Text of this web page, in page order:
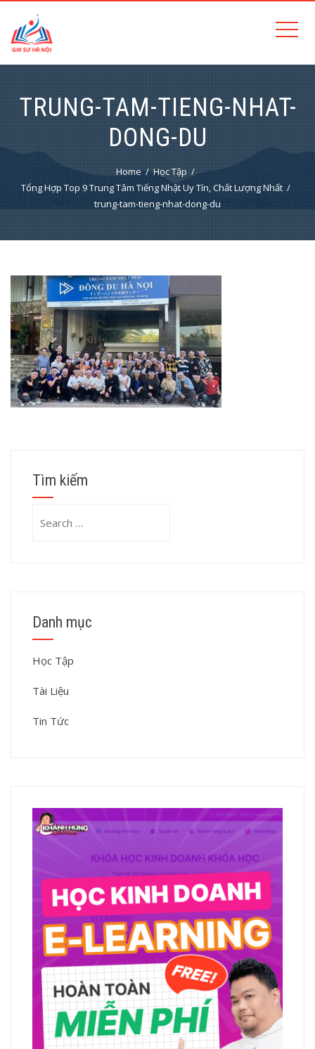
TRUNG-TAM-TIENG-NHAT-
DONG-DU
Home
Học Tập
Tổng Hợp Top 9 Trung Tâm Tiếng Nhật Uy Tín, Chất Lượng Nhất
trung-tam-tieng-nhat-dong-du
Tìm kiếm
Danh mục
Học Tập
Tài Liệu
Tin Tức